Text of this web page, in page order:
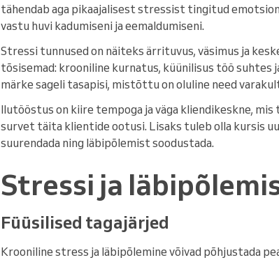
tähendab aga pikaajalisest stressist tingitud
vastu huvi kadumiseni ja eemaldumiseni.
Stressi tunnused on näiteks ärrituvus, väsimus ja
tõsisemad: krooniline kurnatus, küünilisus töö suhtes
märke sageli tasapisi, mistõttu on oluline need
Ilutööstus on kiire tempoga ja väga kliendikeskne,
survet täita klientide ootusi. Lisaks tuleb olla kursis
suurendada ning läbipõlemist soodustada.
Stressi ja
Füüsilised tagajärjed
Krooniline stress ja läbipõlemine võivad põhjustada